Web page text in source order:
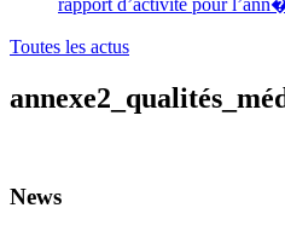
rapport d’activité pour
Toutes les actus
News